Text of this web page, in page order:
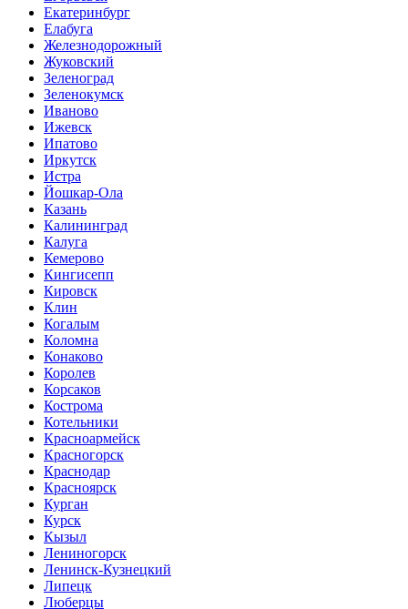
Екатеринбург
Елабуга
Железнодорожный
Жуковский
Зеленоград
Зеленокумск
Иваново
Ижевск
Ипатово
Иркутск
Истра
Йошкар-Ола
Казань
Калининград
Калуга
Кемерово
Кингисепп
Кировск
Клин
Когалым
Коломна
Конаково
Королев
Корсаков
Кострома
Котельники
Красноармейск
Красногорск
Краснодар
Красноярск
Курган
Курск
Кызыл
Лениногорск
Ленинск-Кузнецкий
Липецк
Люберцы